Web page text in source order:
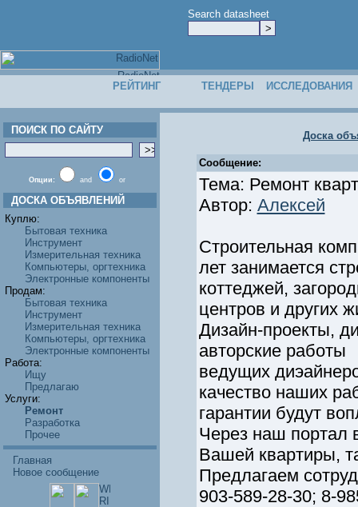
Search datasheet
РЕЙТИНГ ТЕНДЕРЫ ИССЛЕДОВАНИЯ
ПОИСК ПО САЙТУ
Опции: and or
ДОСКА ОБЪЯВЛЕНИЙ
Куплю:
Бытовая техника
Инструмент
Измерительная техника
Компьютеры, оргтехника
Электронные компоненты
Продам:
Бытовая техника
Инструмент
Измерительная техника
Компьютеры, оргтехника
Электронные компоненты
Работа:
Ищу
Предлагаю
Услуги:
Ремонт
Разработка
Прочее
Главная
Новое сообщение
Доска
Сообщение:
Тема: Ремонт
Автор: Алексей
Строительная
лет занимается
коттеджей,
центров и других
Дизайн-проекты,
авторские работы
ведущих
качество наших
гарантии будут
Через наш портал
Вашей квартиры,
Предлагаем
903-589-28-30; 8-